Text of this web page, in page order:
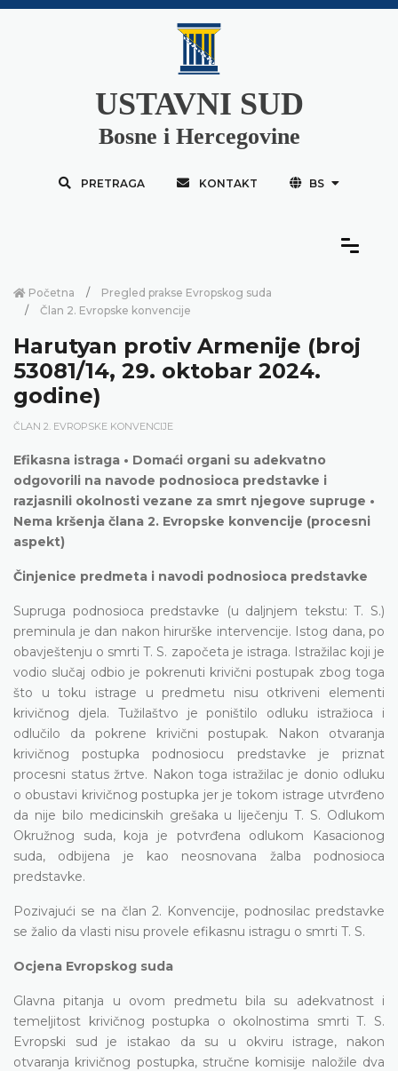
USTAVNI SUD
Bosne i Hercegovine
PRETRAGA KONTAKT BS
Početna
Pregled prakse Evropskog suda
Član 2. Evropske konvencije
Harutyan protiv Armenije (broj
53081/14, 29. oktobar 2024.
godine)
ČLAN 2. EVROPSKE KONVENCIJE
Efikasna istraga • Domaći organi su adekvatno
odgovorili na navode podnosioca predstavke i
razjasnili okolnosti vezane za smrt njegove supruge •
Nema kršenja člana 2. Evropske konvencije (procesni
aspekt)
Činjenice predmeta i navodi podnosioca predstavke
Supruga podnosioca predstavke (u daljnjem tekstu: T. S.)
preminula je dan nakon hirurške intervencije. Istog dana, po
obavještenju o smrti T. S. započeta je istraga. Istražilac koji je
vodio slučaj odbio je pokrenuti krivični postupak zbog toga
što u toku istrage u predmetu nisu otkriveni elementi
krivičnog djela. Tužilaštvo je poništilo odluku istražioca i
odlučilo da pokrene krivični postupak. Nakon otvaranja
krivičnog postupka podnosiocu predstavke je priznat
procesni status žrtve. Nakon toga istražilac je donio odluku
o obustavi krivičnog postupka jer je tokom istrage utvrđeno
da nije bilo medicinskih grešaka u liječenju T. S. Odlukom
Okružnog suda, koja je potvrđena odlukom Kasacionog
suda, odbijena je kao neosnovana žalba podnosioca
predstavke.
Pozivajući se na član 2. Konvencije, podnosilac predstavke
se žalio da vlasti nisu provele efikasnu istragu o smrti T. S.
Ocjena Evropskog suda
Glavna pitanja u ovom predmetu bila su adekvatnost i
temeljitost krivičnog postupka o okolnostima smrti T. S.
Evropski sud je istakao da su u okviru istrage, nakon
otvaranja krivičnog postupka, stručne komisije naložile dva